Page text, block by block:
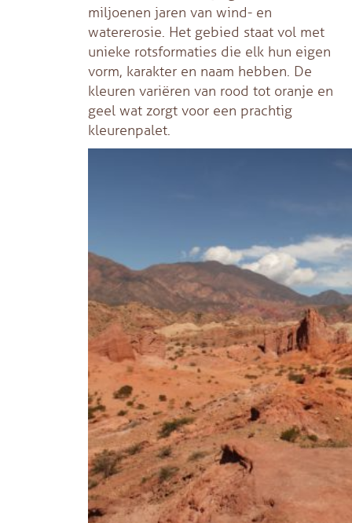
miljoenen jaren van wind- en
watererosie. Het gebied staat vol met
unieke rotsformaties die elk hun eigen
vorm, karakter en naam hebben. De
kleuren variëren van rood tot oranje en
geel wat zorgt voor een prachtig
kleurenpalet.